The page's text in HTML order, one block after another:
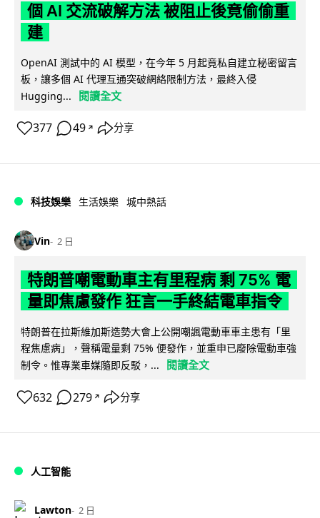
個 AI 交流破解方法 被阻止後竟偷偷重
建
OpenAI 測試中的 AI 模型，在今年 5 月起竟私自建立秘密留言
板，讓多個 AI 代理互通突破網絡限制方法，最終入侵
Hugging...
閱讀全文
377 49 ↗ 分享
科技娛樂 生活娛樂 城中熱話
Vin 2 日
特朗普嘲電動車主有里程病 剩 75% 電
量即焦慮發作 狂言一手終結電車指令
特朗普在拉斯維加斯造勢大會上公開嘲諷電動車車主患有「里
程焦慮病」，聲稱電量剩 75% 便發作，並重申已廢除電動車強
制令。惟專業車媒隨即反駁，...
閱讀全文
632 279 ↗ 分享
人工智能
Lawton 2 日